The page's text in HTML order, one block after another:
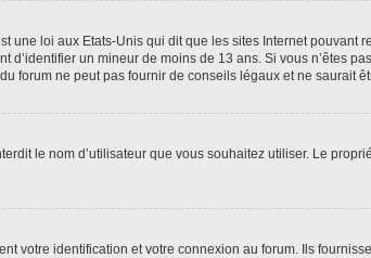
une loi aux Etats-Unis qui dit que les sites Internet pouvant
d’identifier un mineur de moins de 13 ans. Si vous n’êtes
forum ne peut pas fournir de conseils légaux et ne
le nom d’utilisateur que vous souhaitez utiliser. Le
votre identification et votre connexion au forum. Ils